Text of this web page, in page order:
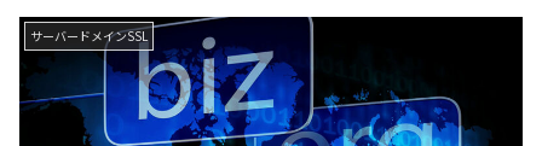
サーバードメインSSL